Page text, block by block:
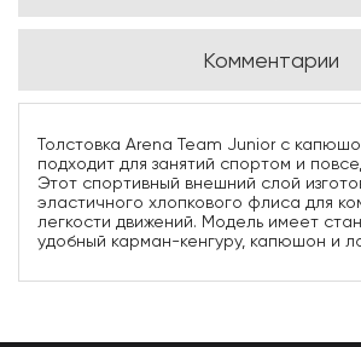
Комментарии
Толстовка Arena Team Junior с
подходит для занятий спортом и
Этот спортивный внешний слой
эластичного хлопкового флиса для
легкости движений. Модель имеет
удобный карман-кенгуру, капюшон и